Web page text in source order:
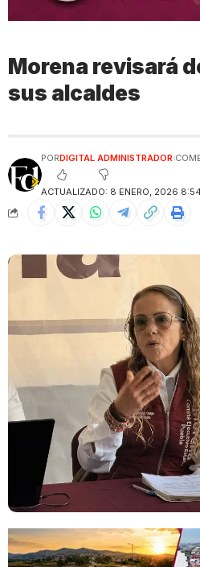
Morena revisará
sus alcaldes
ACTUALIZADO: 8 ENERO, 2026
PORDIGITAL ADMINISTRADOR